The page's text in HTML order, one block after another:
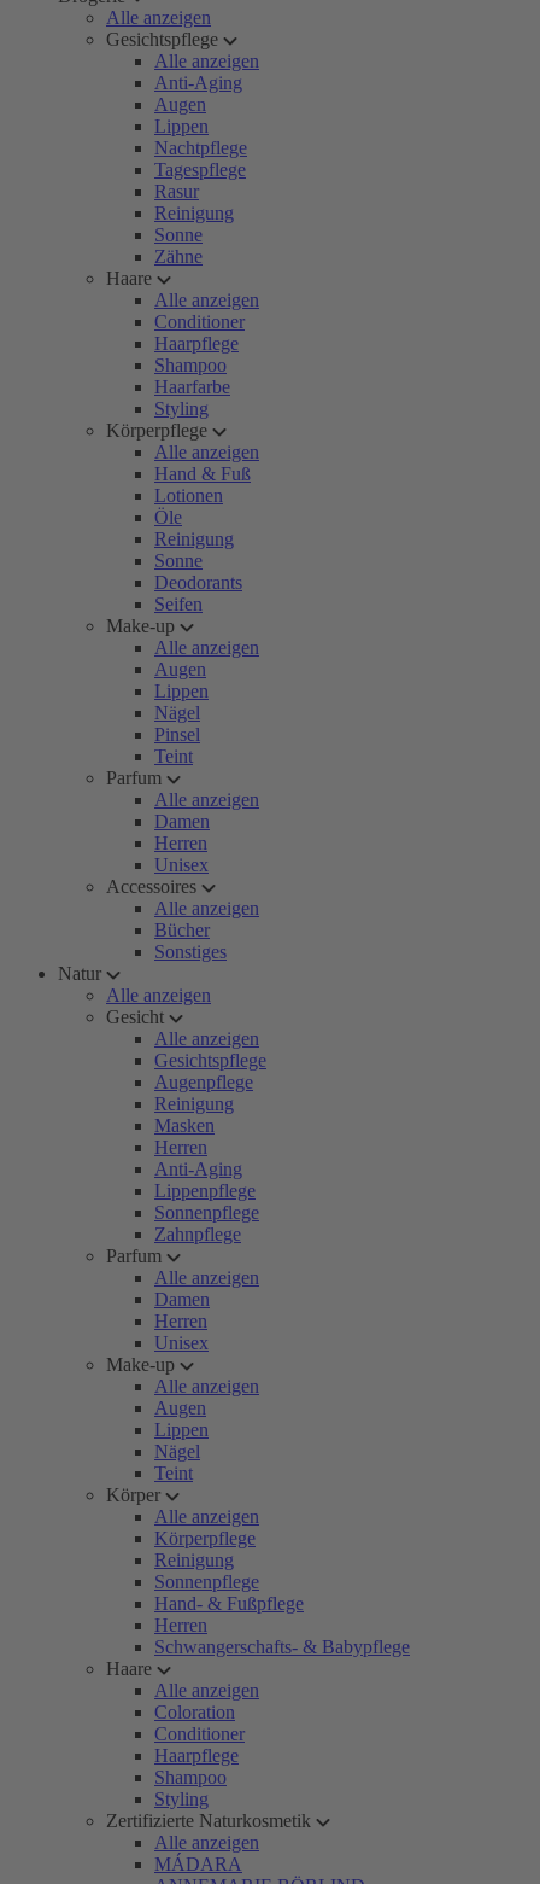
Alle anzeigen
Gesichtspflege
Alle anzeigen
Anti-Aging
Augen
Lippen
Nachtpflege
Tagespflege
Rasur
Reinigung
Sonne
Zähne
Haare
Alle anzeigen
Conditioner
Haarpflege
Shampoo
Haarfarbe
Styling
Körperpflege
Alle anzeigen
Hand & Fuß
Lotionen
Öle
Reinigung
Sonne
Deodorants
Seifen
Make-up
Alle anzeigen
Augen
Lippen
Nägel
Pinsel
Teint
Parfum
Alle anzeigen
Damen
Herren
Unisex
Accessoires
Alle anzeigen
Bücher
Sonstiges
Natur
Alle anzeigen
Gesicht
Alle anzeigen
Gesichtspflege
Augenpflege
Reinigung
Masken
Herren
Anti-Aging
Lippenpflege
Sonnenpflege
Zahnpflege
Parfum
Alle anzeigen
Damen
Herren
Unisex
Make-up
Alle anzeigen
Augen
Lippen
Nägel
Teint
Körper
Alle anzeigen
Körperpflege
Reinigung
Sonnenpflege
Hand- & Fußpflege
Herren
Schwangerschafts- & Babypflege
Haare
Alle anzeigen
Coloration
Conditioner
Haarpflege
Shampoo
Styling
Zertifizierte Naturkosmetik
Alle anzeigen
MÁDARA